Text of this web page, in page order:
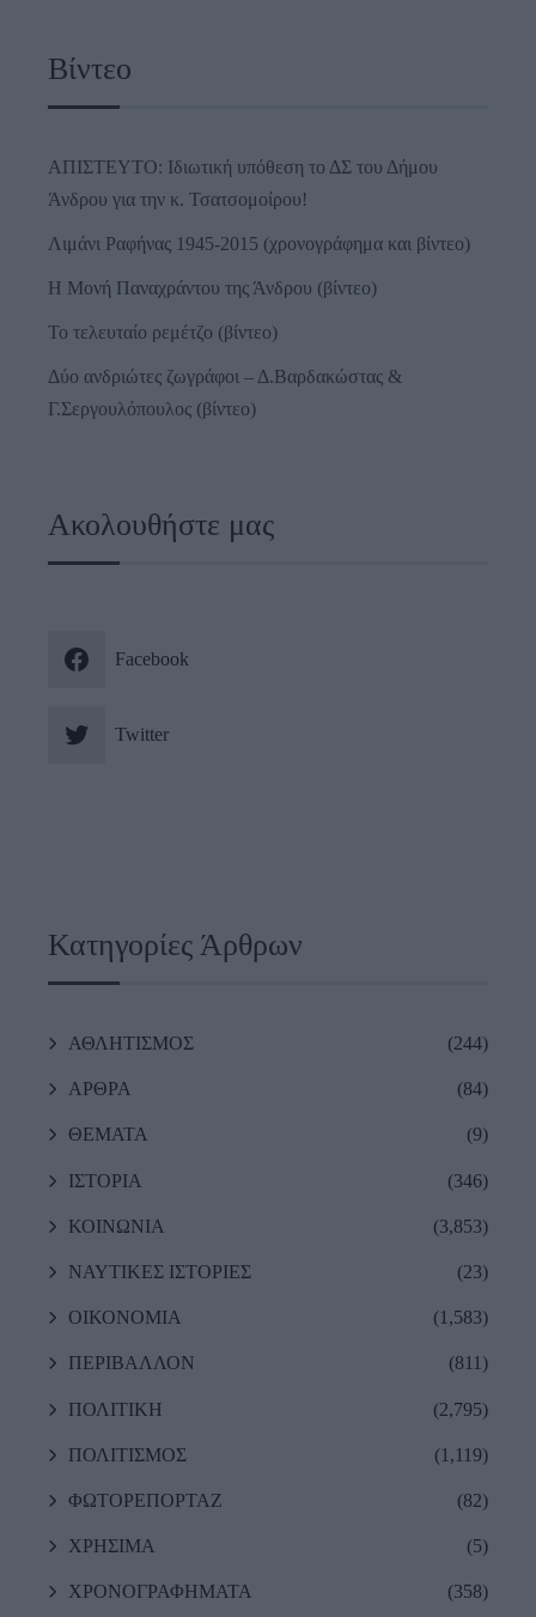
Βίντεο
ΑΠΙΣΤΕΥΤΟ: Ιδιωτική υπόθεση το ΔΣ του Δήμου
Άνδρου για την κ. Τσατσομοίρου!
Λιμάνι Ραφήνας 1945-2015 (χρονογράφημα και βίντεο)
Η Μονή Παναχράντου της Άνδρου (βίντεο)
Το τελευταίο ρεμέτζο (βίντεο)
Δύο ανδριώτες ζωγράφοι – Δ.Βαρδακώστας &
Γ.Σεργουλόπουλος (βίντεο)
Ακολουθήστε μας
Facebook
Twitter
Κατηγορίες Άρθρων
ΑΘΛΗΤΙΣΜΟΣ (244)
ΑΡΘΡΑ (84)
ΘΕΜΑΤΑ (9)
ΙΣΤΟΡΙΑ (346)
ΚΟΙΝΩΝΙΑ (3,853)
ΝΑΥΤΙΚΕΣ ΙΣΤΟΡΙΕΣ (23)
ΟΙΚΟΝΟΜΙΑ (1,583)
ΠΕΡΙΒΑΛΛΟΝ (811)
ΠΟΛΙΤΙΚΗ (2,795)
ΠΟΛΙΤΙΣΜΟΣ (1,119)
ΦΩΤΟΡΕΠΟΡΤΑΖ (82)
ΧΡΗΣΙΜΑ (5)
ΧΡΟΝΟΓΡΑΦΗΜΑΤΑ (358)